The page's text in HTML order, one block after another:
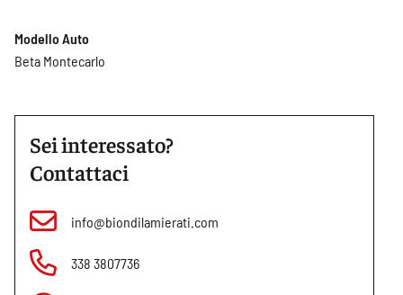
Modello Auto
Beta Montecarlo
Sei interessato?
Contattaci
info@biondilamierati.com
338 3807736